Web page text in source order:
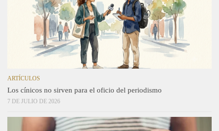
ARTÍCULOS
Los cínicos no sirven para el oficio del periodismo
7 DE JULIO DE 2026